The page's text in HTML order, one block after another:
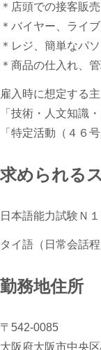
＊店頭での接客販売
＊バイヤー、ライ
＊レジ、簡単なパ
＊商品の仕入れ、
雇入時に想定する
「技術・人文知識
「特定活動（４６
求められる
日本語能力試験Ｎ
タイ語（日常会話程
勤務地住所
〒542-0085
大阪府大阪市中央